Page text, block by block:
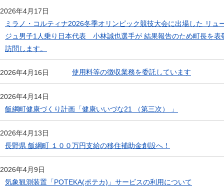
2026年4月17日
ミラノ・コルティナ2026冬季オリンピック競技大会に出場した リュ
ジュ男子1人乗り日本代表 小林誠也選手が 結果報告のため町長を表
訪問します。
2026年4月16日 使用料等の徴収業務を委託しています
2026年4月14日
飯綱町健康づくり計画「健康いいづな21 （第三次） 」
2026年4月13日
長野県 飯綱町 １００万円支給の移住補助金創設へ！
2026年4月9日
気象観測装置「POTEKA(ポテカ)」サービスの利用について